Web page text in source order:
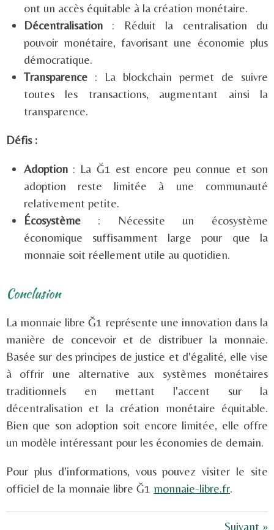
ont un accès équitable à la création monétaire.
Décentralisation: Réduit la centralisation du
pouvoir monétaire, favorisant une économie plus
démocratique.
Transparence: La blockchain permet de suivre
toutes les transactions, augmentant ainsi la
transparence.
Défis :
Adoption: La Ğ1 est encore peu connue et son
adoption reste limitée à une communauté
relativement petite.
Écosystème: Nécessite un écosystème
économique suffisamment large pour que la
monnaie soit réellement utile au quotidien.
Conclusion
La monnaie libre Ğ1 représente une innovation dans la
manière de concevoir et de distribuer la monnaie.
Basée sur des principes de justice et d'égalité, elle vise
à offrir une alternative aux systèmes monétaires
traditionnels en mettant l'accent sur la
décentralisation et la création monétaire équitable.
Bien que son adoption soit encore limitée, elle offre
un modèle intéressant pour les économies de demain.
Pour plus d'informations, vous pouvez visiter le site
officiel de la monnaie libre Ğ1 monnaie-libre.fr.
Suivant »